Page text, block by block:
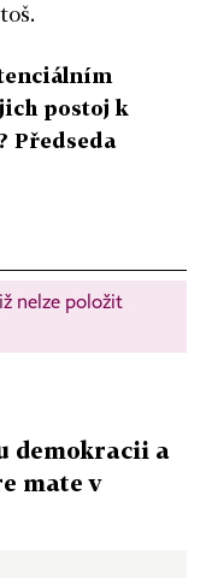
postoj k
Předseda
nelze položit
demokracii a
mate v